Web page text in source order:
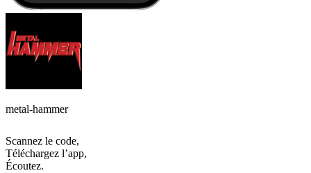
metal-hammer
Scannez le code,
Téléchargez l’app,
Écoutez.